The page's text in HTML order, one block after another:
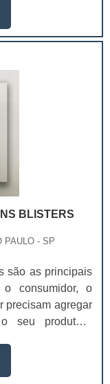
as vendas do
de impressão
os métodos de
BLISTERS
PAULO - SP
são as principais
o consumidor, o
precisam agregar
seu produto.A
o produto e a